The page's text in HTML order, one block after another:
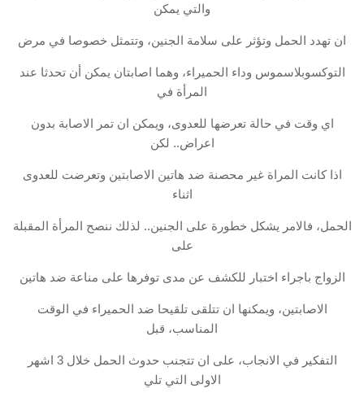
والتي يمكن
ان تهدد الحمل وتؤثر على سلامة الجنين، وتتمثل خصوصا في مرض
التوكسوبلاسموس وداء الحميراء، وهما اصابتان يمكن أن تحدثا عند
المرأة في
اي وقت في حالة تعرضها للعدوى، ويمكن ان تمر الاصابة بدون
اعراض.. لكن
اذا كانت المراة غير محصنة ضد هاتين الاصابتين وتعرضت للعدوى
اثناء
الحمل، فالامر يشكل خطورة على الجنين.. لذلك ننصح المرأة المقبلة
على
الزواج باجراء اختبار للكشف عن مدى توفرها على مناعة ضد هاتين
الاصابتين، ويمكنها ان تتلقى تلقيحا ضد الحميراء في الوقت
المناسب، قبل
التفكير في الانجاب، على ان تتجنب حدوث الحمل خلال 3 اشهر
الاولى التي تلي